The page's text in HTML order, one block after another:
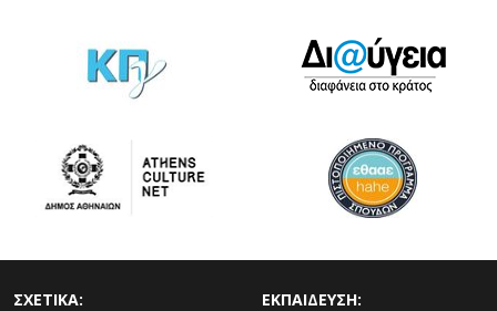
ΣΧΕΤΙΚΑ: ΕΚΠΑΙΔΕΥΣΗ: